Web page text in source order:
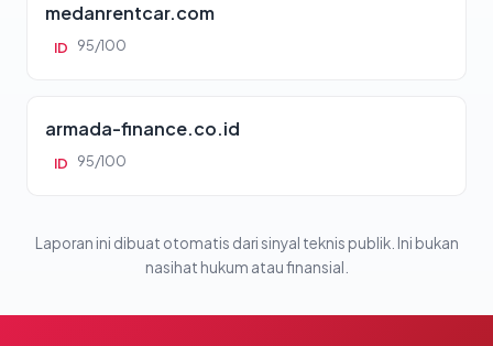
medanrentcar.com
ID 95/100
armada-finance.co.id
ID 95/100
Laporan ini dibuat otomatis dari sinyal teknis publik. Ini bukan
nasihat hukum atau finansial.